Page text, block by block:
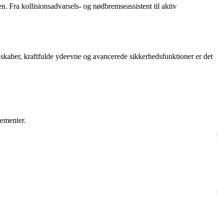
Fra kollisionsadvarsels- og nødbremseassistent til aktiv
kraftfulde ydeevne og avancerede sikkerhedsfunktioner er det